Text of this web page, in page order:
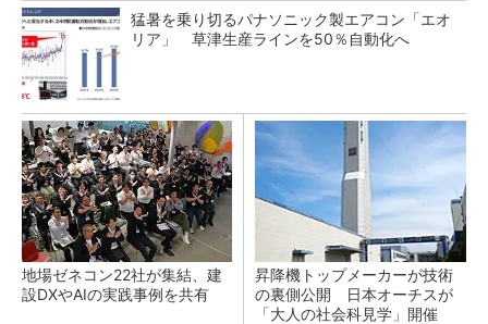
猛暑を乗り切るパナソニック製エアコン「エオ
リア」 草津生産ラインを50％自動化へ
地場ゼネコン22社が集結、建
設DXやAIの実践事例を共有
昇降機トップメーカーが技術
の裏側公開 日本オーチスが
「大人の社会科見学」開催